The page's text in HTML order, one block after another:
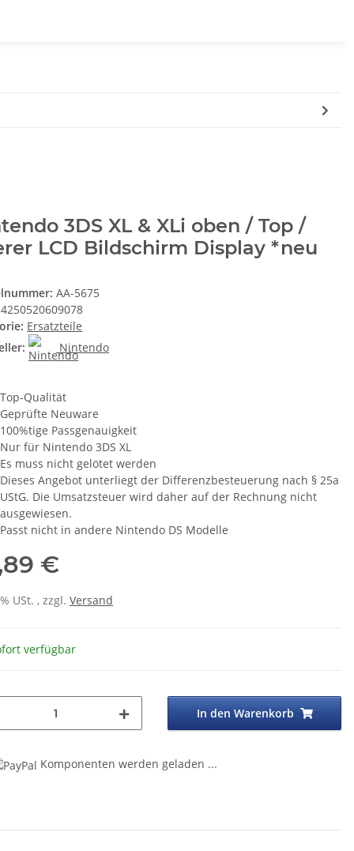
3DS XL & XLi oben / Top /
LCD Bildschirm Display *neu
AA-5675
4250520609078
Ersatzteile
Nintendo
Top-Qualität
Geprüfte Neuware
100%tige Passgenauigkeit
Nur für Nintendo 3DS XL
Es muss nicht gelötet werden
Dieses Angebot unterliegt der Differenzbesteuerung nach § 25a
UStG. Die Umsatzsteuer wird daher auf der Rechnung nicht
ausgewiesen.
Passt nicht in andere Nintendo DS Modelle
€
USt. , zzgl. Versand
verfügbar
In den Warenkorb
Komponenten werden geladen ...